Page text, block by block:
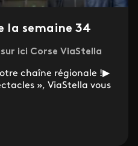
la semaine 34
ici Corse ViaStella
chaîne régionale !▶
», ViaStella vous